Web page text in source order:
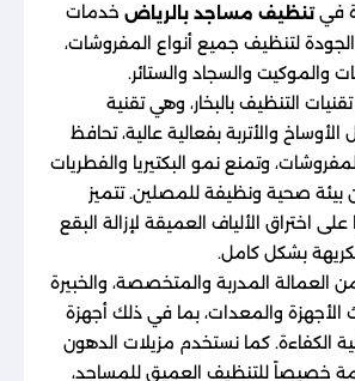
فيتنظيف مساجد بالرياض خدمات
لتنظيف جميع أنواع المفروشات،
والموكيت والسجاد والستائر.
التنظيف بالبخار، وهي تقنية
والأتربة بفعالية عالية، تحافظ
وتمنع نمو البكتيريا والفطريات
بيئة صحية ونظيفة للمصلين. تتميز
على اختراق الألياف العميقة لإزالة البقع
بشكل كامل.
العمالة المدربة والمتخصصة، والخبيرة
والمعدات، بما في ذلك أجهزة
الكفاءة. كما نستخدم مزيلات الدهون
خصيصاً للتنظيف العميق للمساجد،